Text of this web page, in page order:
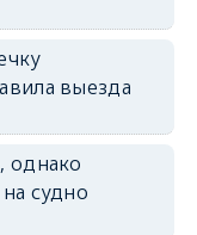
выезда
однако
судно